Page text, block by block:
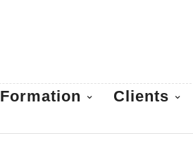
Formation
Clients